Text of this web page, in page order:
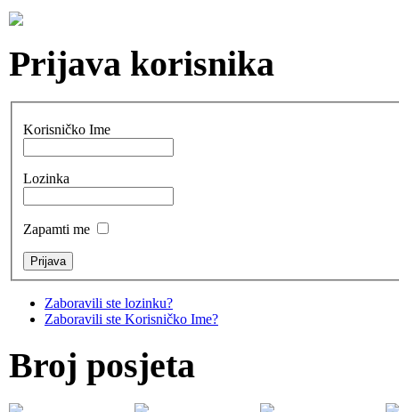
Prijava korisnika
Korisničko Ime
Lozinka
Zapamti me
Zaboravili ste lozinku?
Zaboravili ste Korisničko Ime?
Broj posjeta